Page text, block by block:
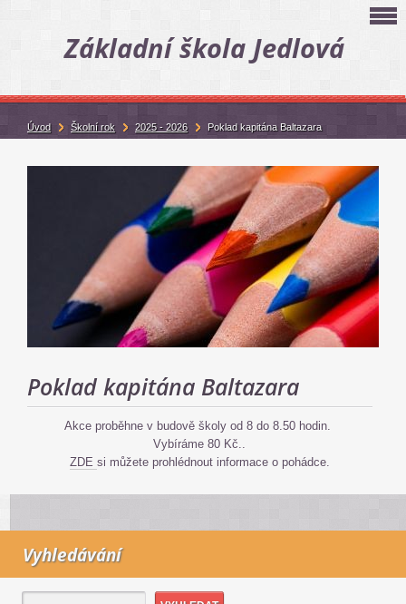
Základní škola Jedlová
Poklad kapitána Baltazara
Akce proběhne v budově školy od 8 do 8.50 hodin.
Vybíráme 80 Kč..
ZDE si můžete prohlédnout informace o pohádce.
Vyhledávání
Úvod Školní rok 2025 - 2026 Poklad kapitána Baltazara